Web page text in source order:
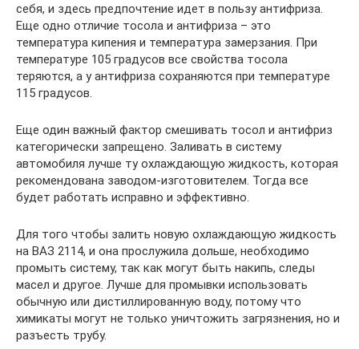
себя, и здесь предпочтение идет в пользу антифриза.
Еще одно отличие тосола и антифриза – это
температура кипения и температура замерзания. При
температуре 105 градусов все свойства тосола
теряются, а у антифриза сохраняются при температуре
115 градусов.
Еще один важный фактор смешивать тосол и антифриз
категорически запрещено. Заливать в систему
автомобиля лучше ту охлаждающую жидкость, которая
рекомендована заводом-изготовителем. Тогда все
будет работать исправно и эффективно.
Для того чтобы залить новую охлаждающую жидкость
на ВАЗ 2114, и она прослужила дольше, необходимо
промыть систему, так как могут быть накипь, следы
масел и другое. Лучше для промывки использовать
обычную или дистиллированную воду, потому что
химикаты могут не только уничтожить загрязнения, но и
разъесть трубу.